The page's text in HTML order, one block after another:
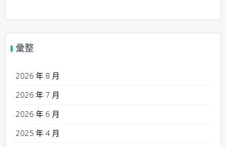
彙整
2026 年 8 月
2026 年 7 月
2026 年 6 月
2025 年 4 月